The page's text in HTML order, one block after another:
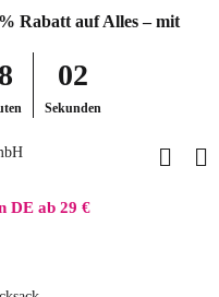
Rabatt auf Alles – mit
02
Sekunden
DE ab 29 €